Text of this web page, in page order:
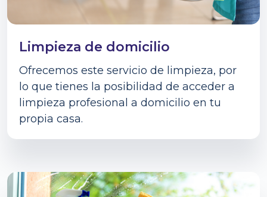
Limpieza de domicilio
Ofrecemos este servicio de limpieza, por
lo que tienes la posibilidad de acceder a
limpieza profesional a domicilio en tu
propia casa.